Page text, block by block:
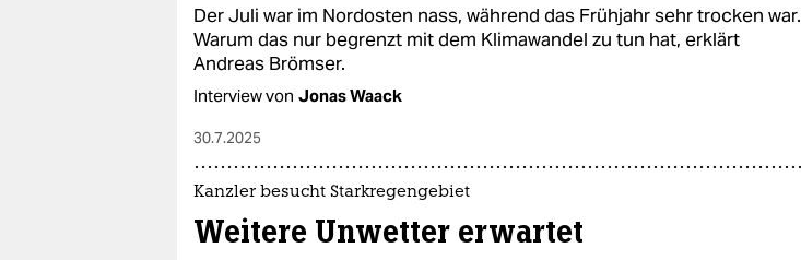
Der Juli war im Nordosten nass, während das Frühjahr sehr trocken war.
Warum das nur begrenzt mit dem Klimawandel zu tun hat, erklärt
Andreas Brömser.
Interview von Jonas Waack
30.7.2025
Kanzler besucht Starkregengebiet
Weitere Unwetter erwartet